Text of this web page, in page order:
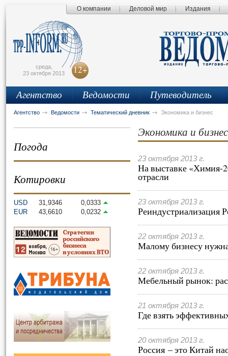
О компании Деловой мир Издания
среда,
23 октября 2013
12+
Агентство Ведомости Путеводитель
Агентство Ведомости Тематический дневник Экономика и бизнес
Погода
Котировки
USD 31,9346
0,0333
EUR
43,6610 0,0232
Экономика и бизнес
23 октября 2013 г.
На выставке «Химия-
отрасли
23 октября 2013 г.
Реиндустриализация
22 октября 2013 г.
Малому бизнесу
22 октября 2013 г.
Мебельный рынок:
21 октября 2013 г.
Где взять
20 октября 2013 г.
Россия – это Китай